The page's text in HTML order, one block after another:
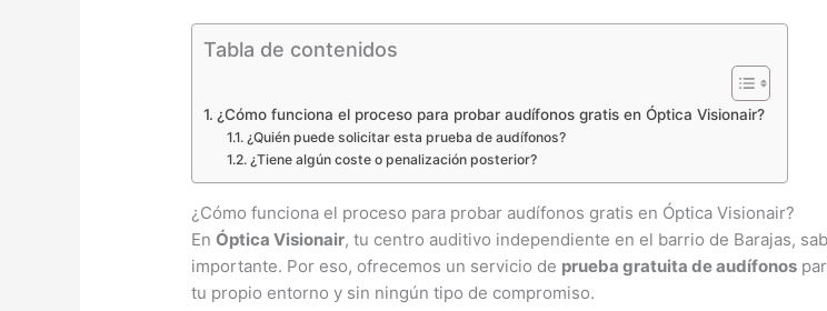
Tabla de contenidos
¿Cómo funciona el proceso para probar audífonos gratis en Óptica Visionair?
¿Quién puede solicitar esta prueba de audífonos?
¿Tiene algún coste o penalización posterior?
¿Cómo funciona el proceso para probar audífonos gratis en Óptica Visionair?
EnÓptica Visionair, tu centro auditivo independiente en el barrio de Barajas,
importante. Por eso, ofrecemos un servicio de prueba gratuita de audífonos
tu propio entorno y sin ningún tipo de compromiso.